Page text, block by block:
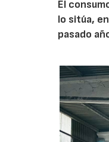
El
lo sitúa,
pasado